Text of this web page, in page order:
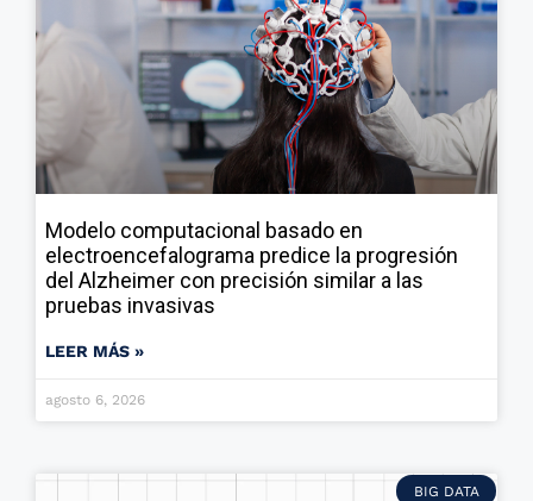
Modelo computacional basado en
electroencefalograma predice la progresión
del Alzheimer con precisión similar a las
pruebas invasivas
LEER MÁS »
agosto 6, 2026
BIG DATA